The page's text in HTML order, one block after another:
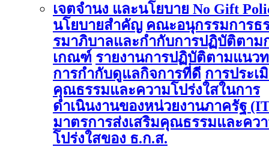
เจตจำนง และนโยบาย No Gift
นโยบายสำคัญ คณะอนุกรรมการธ
รมาภิบาลและกำกับการปฏิบัติตาม
เกณฑ์ รายงานการปฏิบัติตามแนว
การกำกับดูแลกิจการที่ดี การประเ
คุณธรรมและความโปร่งใสในการ
ดำเนินงานของหน่วยงานภาครัฐ
มาตรการส่งเสริมคุณธรรมและคว
โปร่งใสของ ธ.ก.ส.